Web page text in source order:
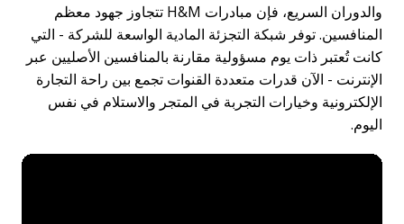
والدوران السريع، فإن مبادرات H&M تتجاوز جهود معظم
المنافسين. توفر شبكة التجزئة المادية الواسعة للشركة - التي
كانت تُعتبر ذات يوم مسؤولية مقارنة بالمنافسين الأصليين عبر
الإنترنت - الآن قدرات متعددة القنوات تجمع بين راحة التجارة
الإلكترونية وخيارات التجربة في المتجر والاستلام في نفس
اليوم.